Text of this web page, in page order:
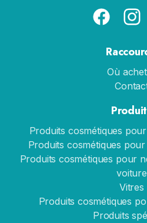
Où
Produits cosmétiques
Produits cosmétiques
Produits cosmétiques pour
voiture
Vitres
Produits cosmétiques
Produits